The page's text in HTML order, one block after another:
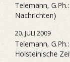
Telemann,
Nachrichten)
20. JULI 2009
Telemann,
Holsteinische